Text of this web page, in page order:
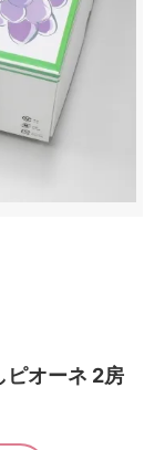
ピオーネ 2房